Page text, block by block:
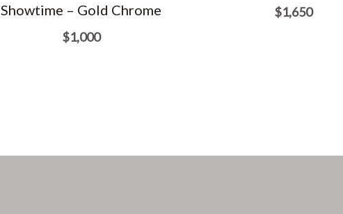
Showtime – Gold Chrome
$1,000
$1,650